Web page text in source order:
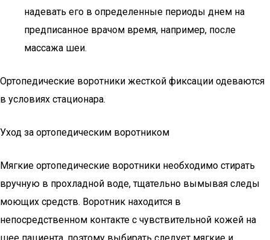
надевать его в определенные периоды днем на
предписанное врачом время, например, после
массажа шеи.
Ортопедические воротники жесткой фиксации одеваются
в условиях стационара.
Уход за ортопедическим воротником
Мягкие ортопедические воротники необходимо стирать
вручную в прохладной воде, тщательно вымывая следы
моющих средств. Воротник находится в
непосредственном контакте с чувствительной кожей на